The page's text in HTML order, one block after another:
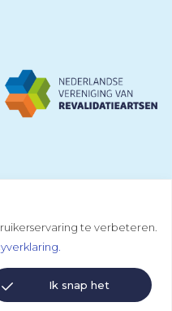
te verbeteren.
Ik snap het